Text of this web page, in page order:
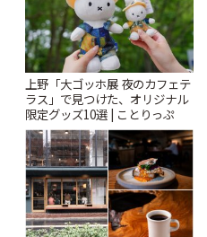
上野「大ゴッホ展 夜のカフェテ
ラス」で見つけた、オリジナル
限定グッズ10選 | ことりっぷ